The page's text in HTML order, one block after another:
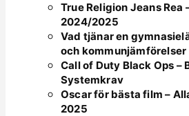
True Religion Jeans Rea
2024/2025
Vad tjänar en
och kommunjämförelser
Call of Duty Black Ops –
Systemkrav
Oscar för bästa film –
2025